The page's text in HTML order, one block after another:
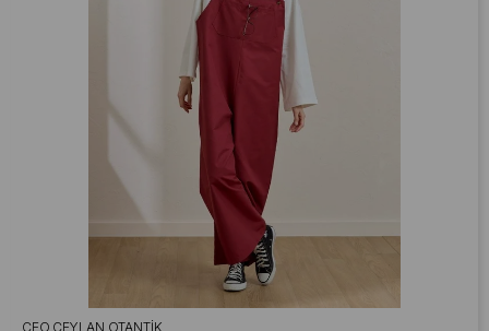
CEO CEYLAN OTANTIK